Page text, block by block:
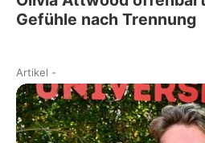
Gefühle nach Trennung
Artikel -